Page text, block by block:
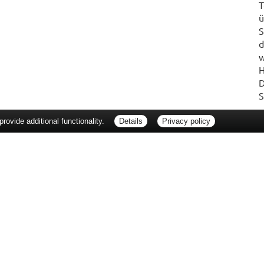
additional functionality. Details Privacy policy